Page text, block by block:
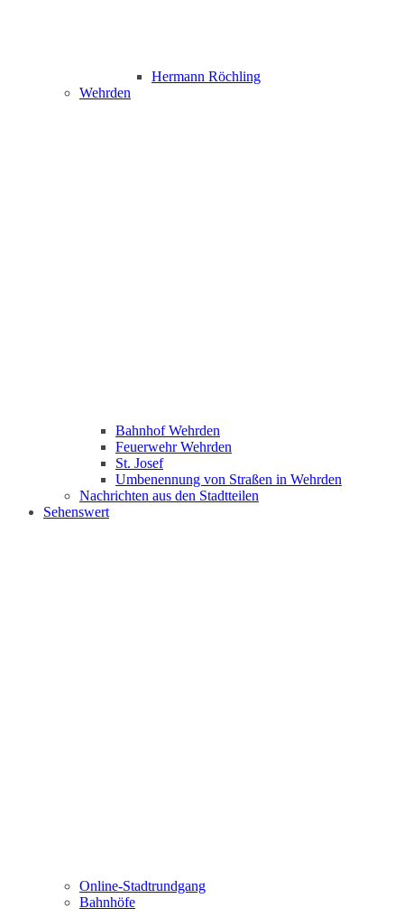
Hermann Röchling
Wehrden
Bahnhof Wehrden
Feuerwehr Wehrden
St. Josef
Umbenennung von Straßen in Wehrden
Nachrichten aus den Stadtteilen
Sehenswert
Online-Stadtrundgang
Bahnhöfe